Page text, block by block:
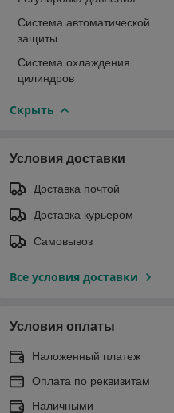
Система автоматической
защиты
Система охлаждения
цилиндров
Скрыть
Условия доставки
Доставка почтой
Доставка курьером
Самовывоз
Все условия доставки
Условия оплаты
Наложенный платеж
Оплата по реквизитам
Наличными